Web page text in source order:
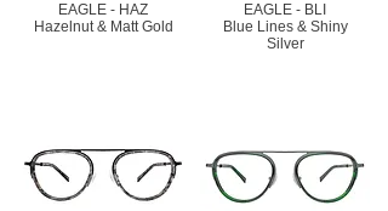
EAGLE - HAZ
Hazelnut & Matt Gold
EAGLE - BLI
Blue Lines & Shiny
Silver